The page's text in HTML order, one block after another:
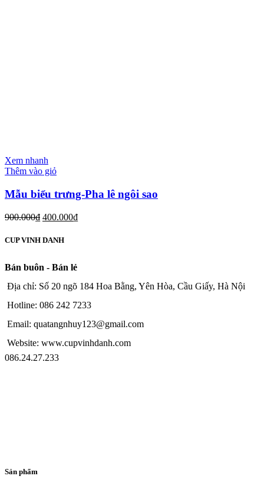
Xem nhanh
Thêm vào giỏ
Mẫu biểu trưng-Pha lê ngôi sao
900.000₫ 400.000₫
CUP VINH DANH
Bán buôn - Bán lẻ
Địa chỉ: Số 20 ngõ 184 Hoa Bằng, Yên Hòa, Cầu Giấy, Hà Nội
Hotline: 086 242 7233
Email: quatangnhuy123@gmail.com
Website: www.cupvinhdanh.com
086.24.27.233
Sản phẩm